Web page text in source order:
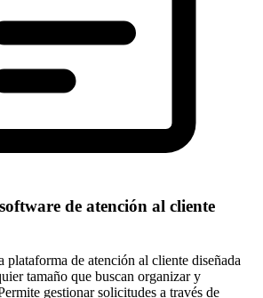
de atención al cliente
plataforma de atención al cliente diseñada
tamaño que buscan organizar y
gestionar solicitudes a través de